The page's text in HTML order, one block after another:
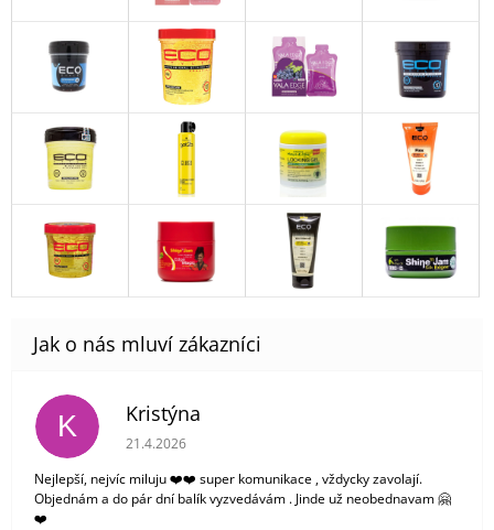
K Kristýna
Hodnocení obchodu je 5 z 5 hvězdiček.
21.4.2026
Nejlepší, nejvíc miluju ❤️❤️ super komunikace , vždycky zavolají.
Objednám a do pár dní balík vyzvedávám . Jinde už neobednavam 🤗
❤️